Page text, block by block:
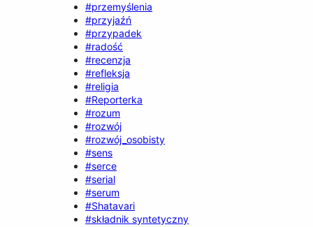
#przemyślenia
#przyjaźń
#przypadek
#radość
#recenzja
#refleksja
#religia
#Reporterka
#rozum
#rozwój
#rozwój_osobisty
#sens
#serce
#serial
#serum
#Shatavari
#składnik syntetyczny